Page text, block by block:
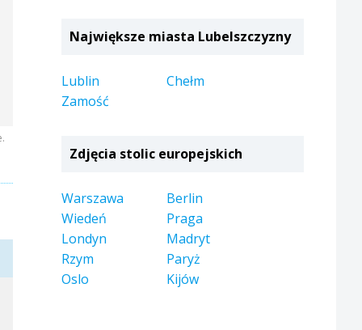
Największe miasta Lubelszczyzny
Lublin
Chełm
Zamość
Zdjęcia stolic europejskich
Warszawa
Berlin
Wiedeń
Praga
Londyn
Madryt
Rzym
Paryż
Oslo
Kijów